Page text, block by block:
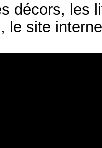
décors, les
le site